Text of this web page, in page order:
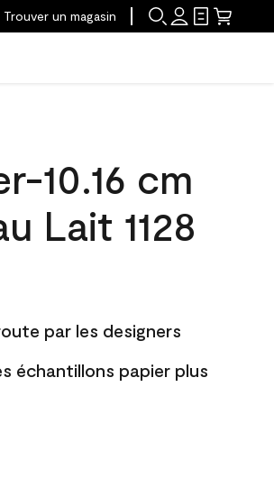
Trouver un magasin
10.16 cm
Lait 1128
par les designers
échantillons papier plus